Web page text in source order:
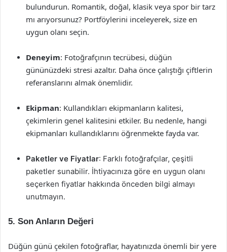
bulundurun. Romantik, doğal, klasik veya spor bir tarz
mı arıyorsunuz? Portföylerini inceleyerek, size en
uygun olanı seçin.
Deneyim: Fotoğrafçının tecrübesi, düğün
gününüzdeki stresi azaltır. Daha önce çalıştığı çiftlerin
referanslarını almak önemlidir.
Ekipman: Kullandıkları ekipmanların kalitesi,
çekimlerin genel kalitesini etkiler. Bu nedenle, hangi
ekipmanları kullandıklarını öğrenmekte fayda var.
Paketler ve Fiyatlar: Farklı fotoğrafçılar, çeşitli
paketler sunabilir. İhtiyacınıza göre en uygun olanı
seçerken fiyatlar hakkında önceden bilgi almayı
unutmayın.
5. Son Anların Değeri
Düğün günü çekilen fotoğraflar, hayatınızda önemli bir yere